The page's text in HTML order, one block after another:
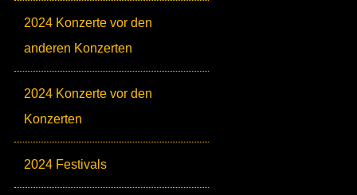
2024 Konzerte vor den
anderen Konzerten
2024 Konzerte vor den
Konzerten
2024 Festivals